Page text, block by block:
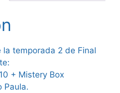
temporada 2 de Final
+ Mistery Box
Paula.